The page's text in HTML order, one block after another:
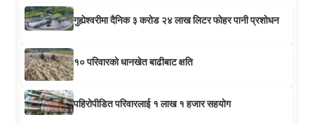
गुह्येश्वरीमा दैनिक ३ करोड २४ लाख लिटर फोहर पानी प्रशोधन
१० परिवारको धानखेत बाढीबाट क्षति
पहिरोपीडित परिवारलाई १ लाख १ हजार सहयोग